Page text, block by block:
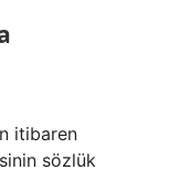
itibaren
sözlük